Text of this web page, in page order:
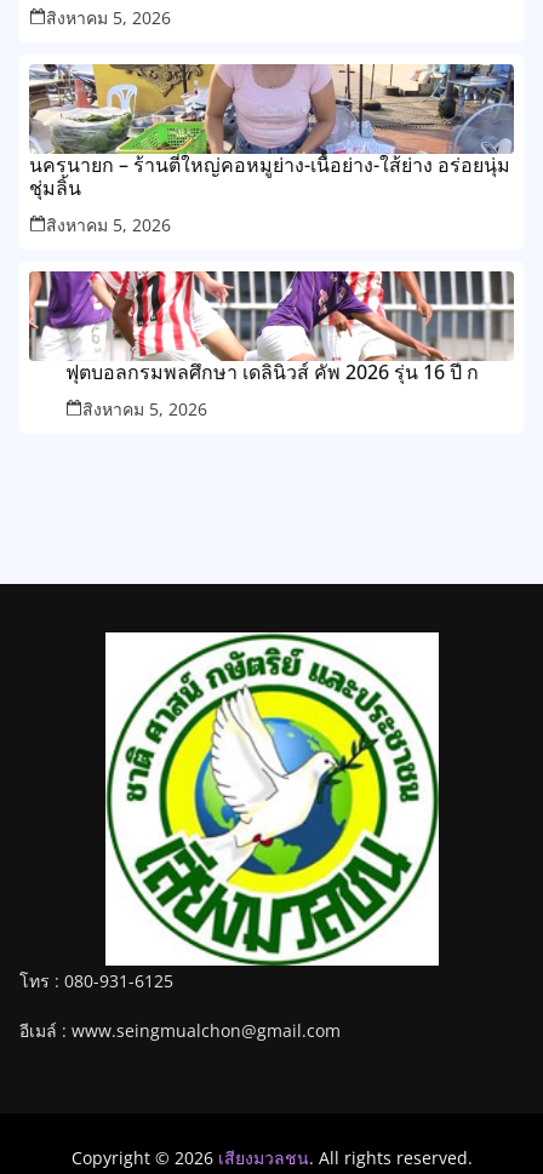
สิงหาคม 5, 2026
นครนายก – ร้านตี๋ใหญ่คอหมูย่าง-เนื้อย่าง-ใส้ย่าง อร่อยนุ่ม
ชุ่มลิ้น
สิงหาคม 5, 2026
ฟุตบอลกรมพลศึกษา เดลินิวส์ คัพ 2026 รุ่น 16 ปี ก
สิงหาคม 5, 2026
โทร : 080-931-6125
อีเมล์ : www.seingmualchon@gmail.com
Copyright © 2026 เสียงมวลชน. All rights reserved.